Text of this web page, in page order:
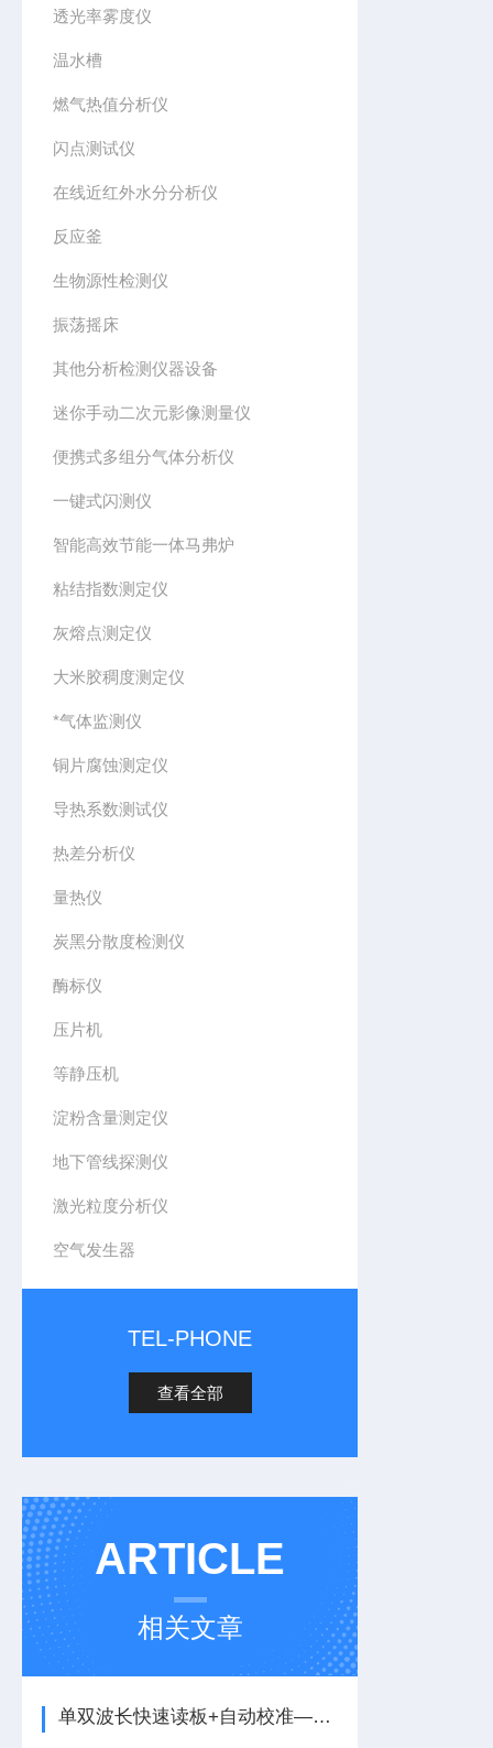
透光率雾度仪
温水槽
燃气热值分析仪
闪点测试仪
在线近红外水分分析仪
反应釜
生物源性检测仪
振荡摇床
其他分析检测仪器设备
迷你手动二次元影像测量仪
便携式多组分气体分析仪
一键式闪测仪
智能高效节能一体马弗炉
粘结指数测定仪
灰熔点测定仪
大米胶稠度测定仪
*气体监测仪
铜片腐蚀测定仪
导热系数测试仪
热差分析仪
量热仪
炭黑分散度检测仪
酶标仪
压片机
等静压机
淀粉含量测定仪
地下管线探测仪
激光粒度分析仪
空气发生器
TEL-PHONE
查看全部
ARTICLE
相关文章
单双波长快速读板+自动校准—全自动酶标仪如何让检测数据更精准可靠